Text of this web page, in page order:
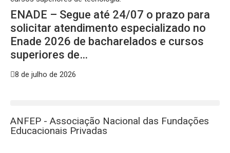
ENADE – Segue até 24/07 o prazo para
solicitar atendimento especializado no
Enade 2026 de bacharelados e cursos
superiores de…
8 de julho de 2026
ANFEP - Associação Nacional das Fundações
Educacionais Privadas